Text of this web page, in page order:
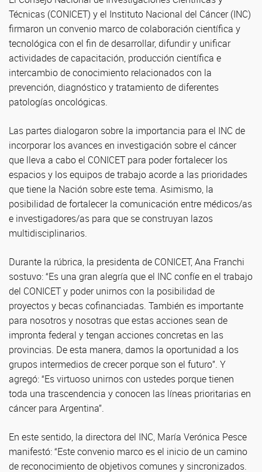
Técnicas (CONICET) y el Instituto Nacional del Cáncer (INC)
firmaron un convenio marco de colaboración científica y
tecnológica con el fin de desarrollar, difundir y unificar
actividades de capacitación, producción científica e
intercambio de conocimiento relacionados con la
prevención, diagnóstico y tratamiento de diferentes
patologías oncológicas.
Las partes dialogaron sobre la importancia para el INC de
incorporar los avances en investigación sobre el cáncer
que lleva a cabo el CONICET para poder fortalecer los
espacios y los equipos de trabajo acorde a las prioridades
que tiene la Nación sobre este tema. Asimismo, la
posibilidad de fortalecer la comunicación entre médicos/as
e investigadores/as para que se construyan lazos
multidisciplinarios.
Durante la rúbrica, la presidenta de CONICET, Ana Franchi
sostuvo: “Es una gran alegría que el INC confíe en el trabajo
del CONICET y poder unirnos con la posibilidad de
proyectos y becas cofinanciadas. También es importante
para nosotros y nosotras que estas acciones sean de
impronta federal y tengan acciones concretas en las
provincias. De esta manera, damos la oportunidad a los
grupos intermedios de crecer porque son el futuro”. Y
agregó: “Es virtuoso unirnos con ustedes porque tienen
toda una trascendencia y conocen las líneas prioritarias en
cáncer para Argentina”.
En este sentido, la directora del INC, María Verónica Pesce
manifestó: “Este convenio marco es el inicio de un camino
de reconocimiento de objetivos comunes y sincronizados.